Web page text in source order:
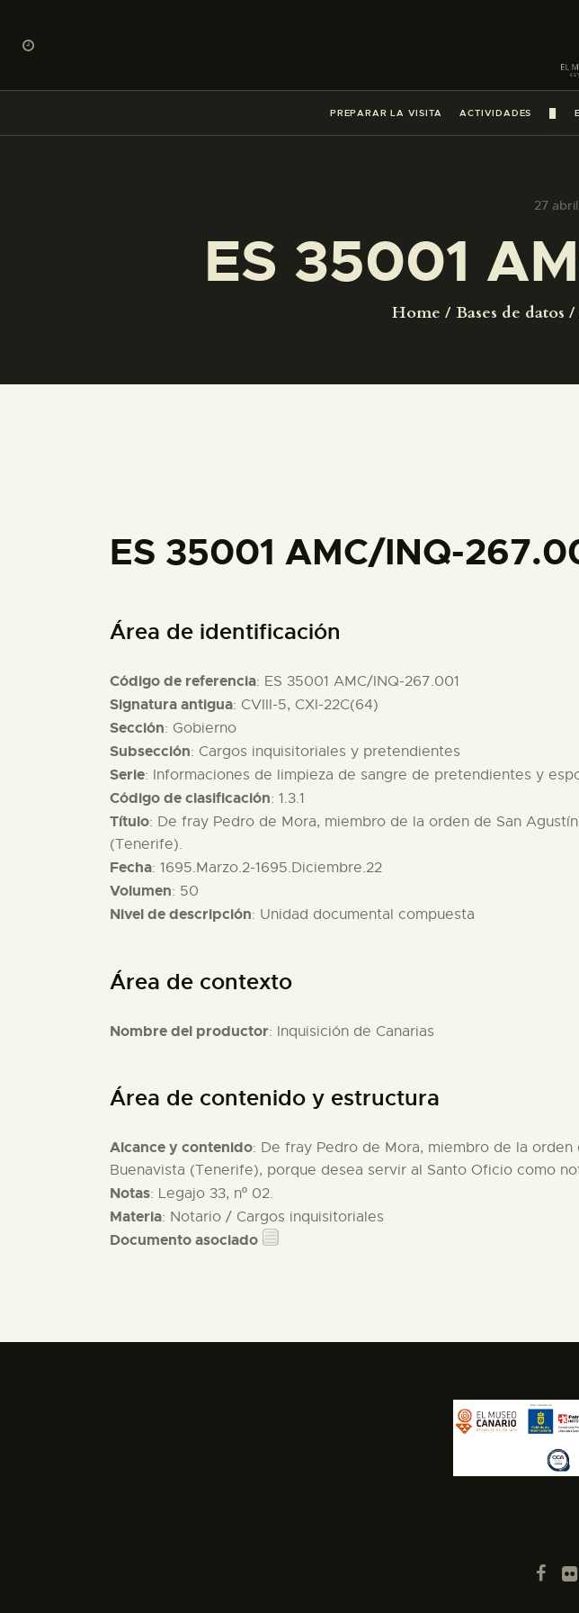
PREPARAR LA VISITA ACTIVIDADES
27 abril
ES 35001
Home Bases de datos
PREPARAR LA
ACTIVIDADES
█
COLECCIONES
DIDÁCTICA
█
ESPAÑOL
ES 35001 AMC/INQ-
Área de identificación
Código de referencia: ES 35001 AMC/INQ-267.001
Signatura antigua: CVIII-5, CXI-22C(64)
Sección: Gobierno
Subsección: Cargos inquisitoriales y pretendientes
Serie: Informaciones de limpieza de sangre de pretendientes y
Código de clasificación: 1.3.1
Título: De fray Pedro de Mora, miembro de la orden de San
(Tenerife).
Fecha: 1695.Marzo.2-1695.Diciembre.22
Volumen: 50
Nivel de descripción: Unidad documental compuesta
Área de contexto
Nombre del productor: Inquisición de Canarias
Área de contenido y estructura
Alcance y contenido: De fray Pedro de Mora, miembro de la
Buenavista (Tenerife), porque desea servir al Santo Oficio como
Notas: Legajo 33, nº 02.
Materia: Notario / Cargos inquisitoriales
Documento asociado